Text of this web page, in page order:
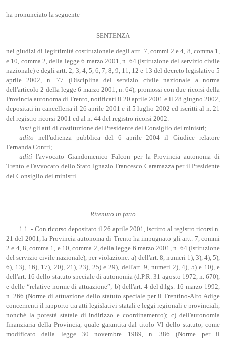
ha pronunciato la seguente
SENTENZA
nei giudizi di legittimità costituzionale degli artt. 7, commi 2 e 4, 8, comma 1,
e 10, comma 2, della legge 6 marzo 2001, n. 64 (Istituzione del servizio civile
nazionale) e degli artt. 2, 3, 4, 5, 6, 7, 8, 9, 11, 12 e 13 del decreto legislativo 5
aprile 2002, n. 77 (Disciplina del servizio civile nazionale a norma
dell'articolo 2 della legge 6 marzo 2001, n. 64), promossi con due ricorsi della
Provincia autonoma di Trento, notificati il 20 aprile 2001 e il 28 giugno 2002,
depositati in cancelleria il 26 aprile 2001 e il 5 luglio 2002 ed iscritti al n. 21
del registro ricorsi 2001 ed al n. 44 del registro ricorsi 2002.
Visti gli atti di costituzione del Presidente del Consiglio dei ministri;
udito
nell'udienza pubblica del 6 aprile 2004 il Giudice relatore
Fernanda Contri;
uditi l'avvocato Giandomenico Falcon per la Provincia autonoma di
Trento e l'avvocato dello Stato Ignazio Francesco Caramazza per il Presidente
del Consiglio dei ministri.
Ritenuto in fatto
1.1. - Con ricorso depositato il 26 aprile 2001, iscritto al registro ricorsi n.
21 del 2001, la Provincia autonoma di Trento ha impugnato gli artt. 7, commi
2 e 4, 8, comma 1, e 10, comma 2, della legge 6 marzo 2001, n. 64 (Istituzione
del servizio civile nazionale), per violazione: a) dell'art. 8, numeri 1), 3), 4), 5),
6), 13), 16), 17), 20), 21), 23), 25) e 29), dell'art. 9, numeri 2), 4), 5) e 10), e
dell'art. 16 dello statuto speciale di autonomia (d.P.R. 31 agosto 1972, n. 670),
e delle “relative norme di attuazione”; b) dell'art. 4 del d.lgs. 16 marzo 1992,
n. 266 (Norme di attuazione dello statuto speciale per il Trentino-Alto Adige
concernenti il rapporto tra atti legislativi statali e leggi regionali e provinciali,
nonché la potestà statale di indirizzo e coordinamento); c) dell'autonomia
finanziaria della Provincia, quale garantita dal titolo VI dello statuto, come
modificato dalla legge 30 novembre 1989, n. 386 (Norme per il